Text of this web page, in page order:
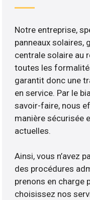
Notre entreprise,
panneaux solaires,
centrale solaire au
toutes les
garantit donc une
en service. Par le
savoir-faire, nous
manière sécurisée
actuelles.
Ainsi, vous n’avez
des procédures
prenons en charge
choisissez nos